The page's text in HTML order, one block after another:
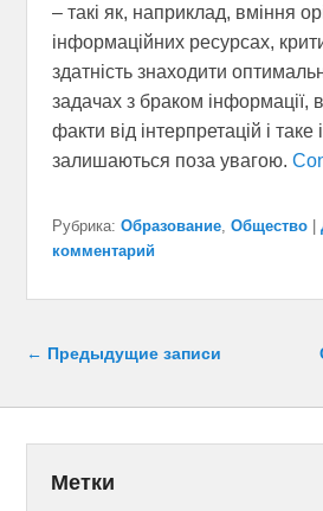
– такі як, наприклад, вміння
інформаційних ресурсах,
здатність знаходити
задачах з браком інформації,
факти від інтерпретацій і таке
залишаються поза увагою.
Рубрика: Образование, Общество |
комментарий
Навигация по записям
← Предыдущие записи
Метки